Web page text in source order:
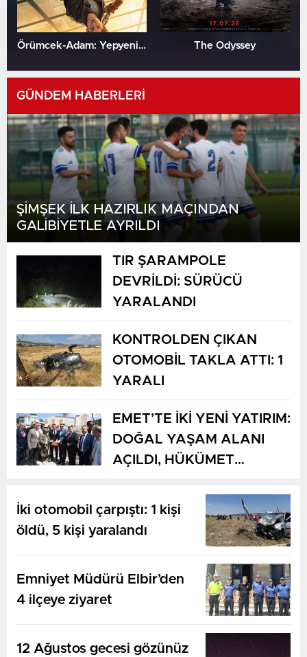
Örümcek-Adam: Yepyeni Bir Gün The Odyssey
GÜNDEM HABERLERİ
ŞİMŞEK İLK HAZIRLIK MAÇINDAN
GALİBİYETLE AYRILDI
TIR ŞARAMPOLE
DEVRİLDİ: SÜRÜCÜ
YARALANDI
KONTROLDEN ÇIKAN
OTOMOBİL TAKLA ATTI: 1
YARALI
EMET’TE İKİ YENİ YATIRIM:
DOĞAL YAŞAM ALANI
AÇILDI, HÜKÜMET
ATILDI
İki otomobil çarpıştı: 1 kişi
öldü, 5 kişi yaralandı
Emniyet Müdürü Elbir’den
4 ilçeye ziyaret
12 Ağustos gecesi gözünüz